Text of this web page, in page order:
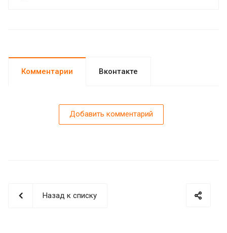
Комментарии Вконтакте
Добавить комментарий
Назад к списку